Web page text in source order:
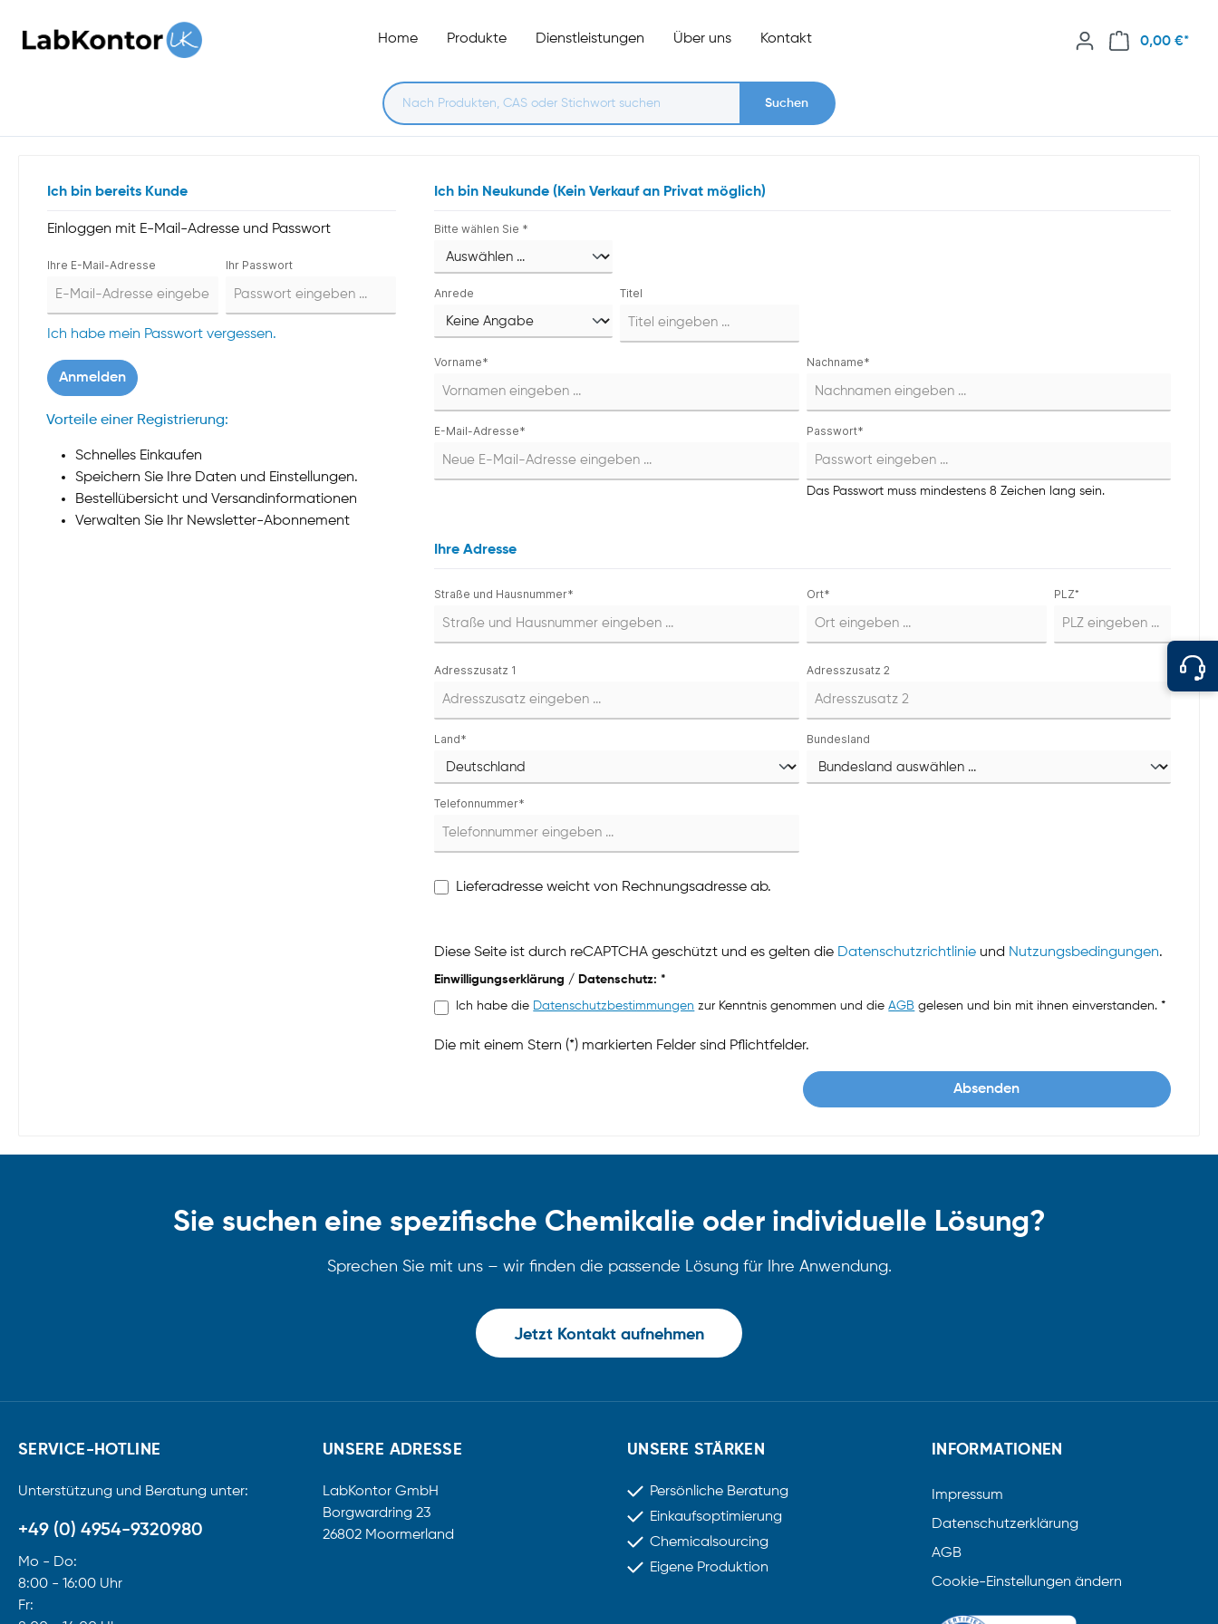
Home
Produkte Dienstleistungen Über uns Kontakt 0,00 €*
Suchen
Ich bin bereits Kunde
Einloggen mit E-Mail-Adresse und Passwort
Ihre E-Mail-Adresse Ihr Passwort
Ich habe mein Passwort vergessen.
Anmelden
Vorteile einer Registrierung:
Schnelles Einkaufen
Speichern Sie Ihre Daten und Einstellungen.
Bestellübersicht und Versandinformationen
Verwalten Sie Ihr Newsletter-Abonnement
Ich bin Neukunde (Kein Verkauf an Privat möglich)
Persönliche Informationen
Bitte wählen Sie *
Anrede Titel
Vorname* Nachname*
E-Mail-Adresse* Passwort*
Das Passwort muss mindestens 8 Zeichen lang sein.
Ihre Adresse
Straße und Hausnummer* Ort* PLZ*
Adresszusatz 1 Adresszusatz 2
Land* Bundesland
Telefonnummer*
Lieferadresse weicht von Rechnungsadresse ab.
Diese Seite ist durch reCAPTCHA geschützt und es gelten die Datenschutzrichtlinie und Nutzungsbedingungen.
Einwilligungserklärung / Datenschutz: *
Ich habe die Datenschutzbestimmungen zur Kenntnis genommen und dieAGB gelesen und bin mit ihnen einverstanden. *
Die mit einem Stern (*) markierten Felder sind Pflichtfelder.
Absenden
Sie suchen eine spezifische Chemikalie oder individuelle Lösung?
Sprechen Sie mit uns – wir finden die passende Lösung für Ihre Anwendung.
Jetzt Kontakt aufnehmen
SERVICE-HOTLINE
Unterstützung und Beratung unter:
+49 (0) 4954-9320980
Mo - Do:
8:00 - 16:00 Uhr
Fr:
UNSERE ADRESSE
LabKontor GmbH
Borgwardring 23
26802 Moormerland
UNSERE STÄRKEN
Persönliche Beratung
Einkaufsoptimierung
Chemicalsourcing
Eigene Produktion
INFORMATIONEN
Impressum
Datenschutzerklärung
AGB
Cookie-Einstellungen ändern